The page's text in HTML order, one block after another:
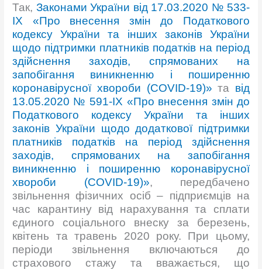
Так, Законами України від 17.03.2020 № 533-
IX «Про внесення змін до Податкового
кодексу України та інших законів України
щодо підтримки платників податків на період
здійснення заходів, спрямованих на
запобігання виникненню і поширенню
коронавірусної хвороби (COVID-19)» та від
13.05.2020 № 591-IX «Про внесення змін до
Податкового кодексу України та інших
законів України щодо додаткової підтримки
платників податків на період здійснення
заходів, спрямованих на запобігання
виникненню і поширенню коронавірусної
хвороби (COVID-19)», передбачено
звільнення фізичних осіб – підприємців на
час карантину від нарахування та сплати
єдиного соціального внеску за березень,
квітень та травень 2020 року. При цьому,
періоди звільнення включаються до
страхового стажу та вважається, що